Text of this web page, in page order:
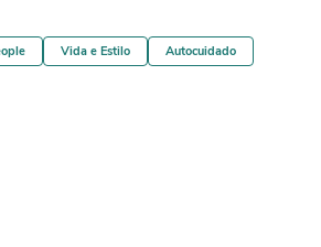
Vida e Estilo Autocuidado